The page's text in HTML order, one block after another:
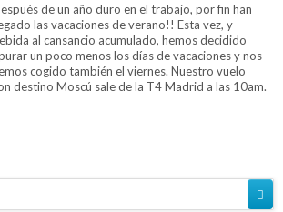
de un año duro en el trabajo, por fin han
las vacaciones de verano!! Esta vez, y
al cansancio acumulado, hemos decidido
un poco menos los días de vacaciones y nos
cogido también el viernes. Nuestro vuelo
destino Moscú sale de la T4 Madrid a las 10am.